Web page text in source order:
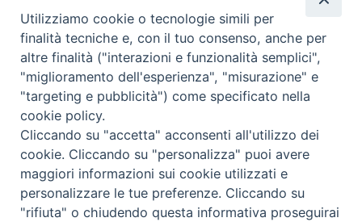
Utilizziamo cookie o tecnologie simili per
finalità tecniche e, con il tuo consenso, anche per
altre finalità ("interazioni e funzionalità semplici",
"miglioramento dell'esperienza", "misurazione" e
"targeting e pubblicità") come specificato nella
cookie policy.
Cliccando su "accetta" acconsenti all'utilizzo dei
cookie. Cliccando su "personalizza" puoi avere
maggiori informazioni sui cookie utilizzati e
personalizzare le tue preferenze. Cliccando su
"rifiuta" o chiudendo questa informativa proseguirai